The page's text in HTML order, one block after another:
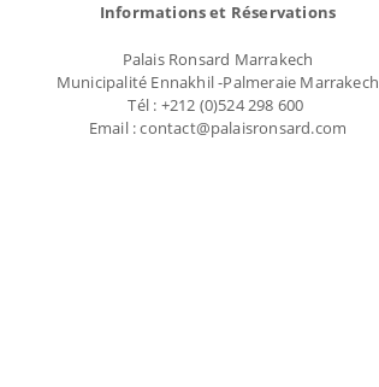
Informations et Réservations
Palais Ronsard Marrakech
Municipalité Ennakhil -Palmeraie Marrakech
Tél : +212 (0)524 298 600
Email : contact@palaisronsard.com